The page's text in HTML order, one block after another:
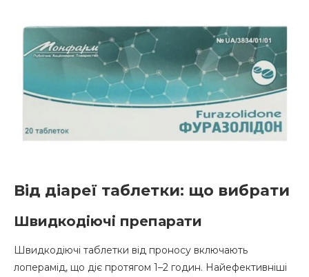
Від діареї таблетки: що вибрати
Швидкодіючі препарати
Швидкодіючі таблетки від проносу включають
лоперамід, що діє протягом 1–2 годин. Найефективніші